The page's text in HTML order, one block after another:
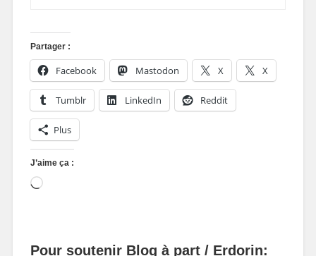
Partager :
Facebook Mastodon X X
Tumblr LinkedIn Reddit
Plus
J’aime ça :
Pour soutenir Blog à part / Erdorin: